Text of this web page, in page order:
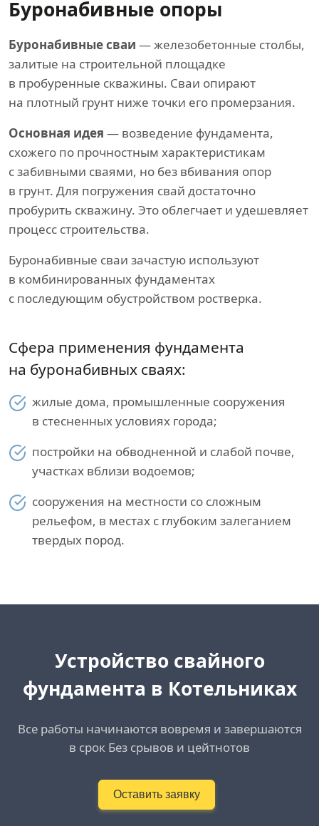
Буронабивные опоры
Буронабивные сваи — железобетонные столбы,
залитые на строительной площадке
в пробуренные скважины. Сваи опирают
на плотный грунт ниже точки его промерзания.
Основная идея — возведение фундамента,
схожего по прочностным характеристикам
с забивными сваями, но без вбивания опор
в грунт. Для погружения свай достаточно
пробурить скважину. Это облегчает и удешевляет
процесс строительства.
Буронабивные сваи зачастую используют
в комбинированных фундаментах
с последующим обустройством ростверка.
Сфера применения фундамента
на буронабивных сваях:
жилые дома, промышленные сооружения
в стесненных условиях города;
постройки на обводненной и слабой почве,
участках вблизи водоемов;
сооружения на местности со сложным
рельефом, в местах с глубоким залеганием
твердых пород.
Устройство свайного
фундамента в Котельниках
Все работы начинаются вовремя и завершаются
в срок Без срывов и цейтнотов
Оставить заявку